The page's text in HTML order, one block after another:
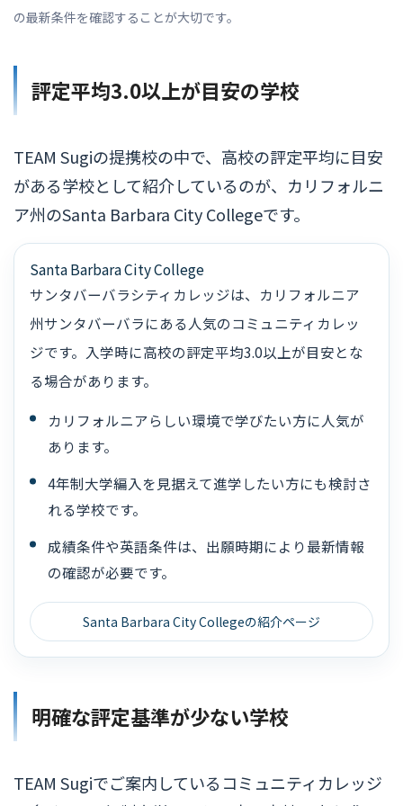
の最新条件を確認することが大切です。
評定平均3.0以上が目安の学校
TEAM Sugiの提携校の中で、高校の評定平均に目安
がある学校として紹介しているのが、カリフォルニ
ア州のSanta Barbara City Collegeです。
Santa Barbara City College
サンタバーバラシティカレッジは、カリフォルニア
州サンタバーバラにある人気のコミュニティカレッ
ジです。入学時に高校の評定平均3.0以上が目安とな
る場合があります。
カリフォルニアらしい環境で学びたい方に人気が
あります。
4年制大学編入を見据えて進学したい方にも検討さ
れる学校です。
成績条件や英語条件は、出願時期により最新情報
の確認が必要です。
Santa Barbara City Collegeの紹介ページ
明確な評定基準が少ない学校
TEAM Sugiでご案内しているコミュニティカレッジ